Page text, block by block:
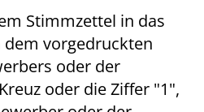
Stimmzettel in das
dem vorgedruckten
oder der
oder die Ziffer "1",